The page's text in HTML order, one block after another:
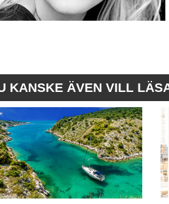
KANSKE ÄVEN VILL